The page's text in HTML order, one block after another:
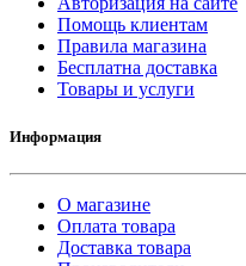
Помощь клиентам
Правила магазина
Бесплатна доставка
Товары и услуги
Информация
О магазине
Оплата товара
Доставка товара